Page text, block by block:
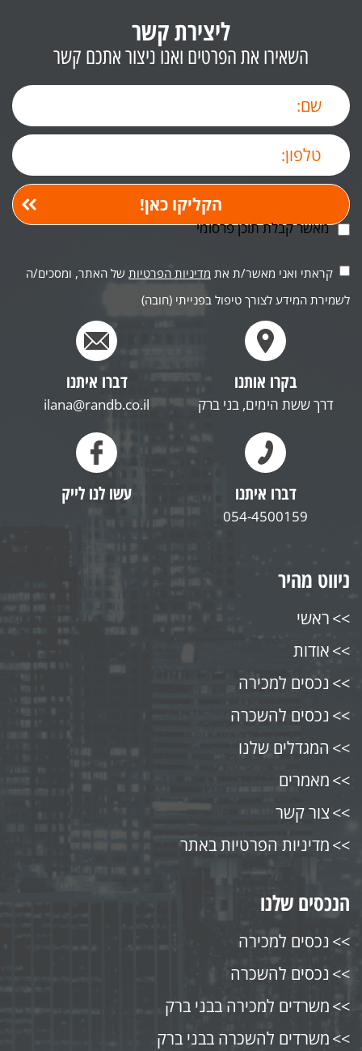
ליצירת קשר
השאירו את הפרטים ואנו ניצור אתכם קשר
מאשר קבלת תוכן פרסומי
קראתי ואני מאשר/ת את מדיניות הפרטיות של האתר, ומסכים/ה
לשמירת המידע לצורך טיפול בפנייתי (חובה)
בקרו אותנו
דרך ששת הימים, בני ברק
דברו איתנו
ilana@randb.co.il
דברו איתנו
054-4500159
עשו לנו לייק
ניווט מהיר
ראשי
אודות
נכסים למכירה
נכסים להשכרה
המגדלים שלנו
מאמרים
צור קשר
מדיניות הפרטיות באתר
הנכסים שלנו
נכסים למכירה
נכסים להשכרה
משרדים למכירה בבני ברק
משרדים להשכרה בבני ברק